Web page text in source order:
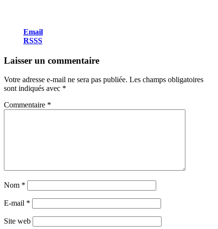
Email
RSSS
Laisser un commentaire
Votre adresse e-mail ne sera pas publiée. Les champs obligatoires
sont indiqués avec *
Commentaire *
Nom *
E-mail *
Site web